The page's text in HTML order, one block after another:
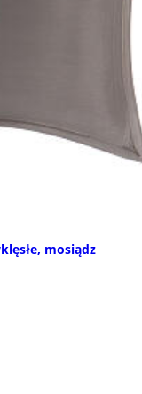
mosiądz